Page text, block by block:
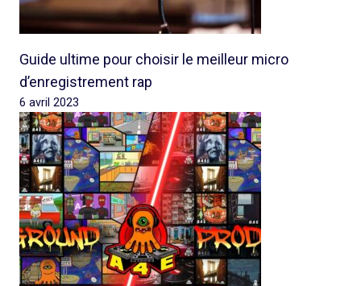
Guide ultime pour choisir le meilleur micro
d’enregistrement rap
6 avril 2023